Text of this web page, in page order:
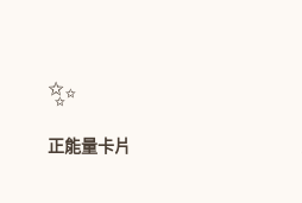
✨
正能量卡片